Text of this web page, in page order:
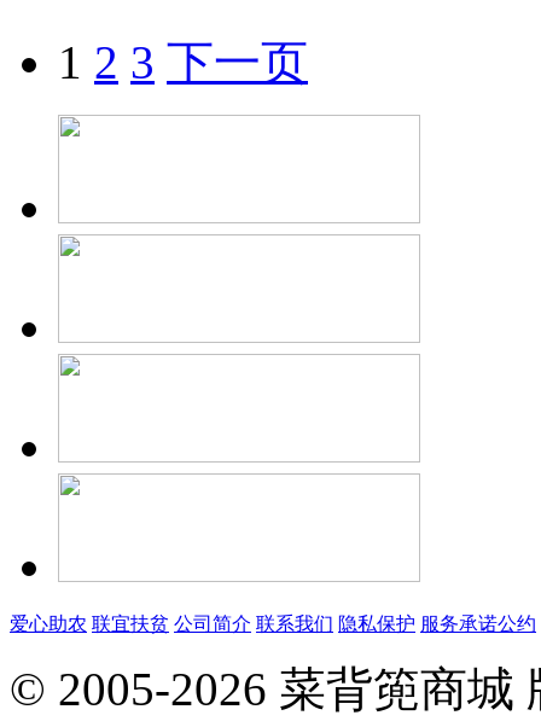
1 2 3 下一页
爱心助农 联宜扶贫 公司简介 联系我们 隐私保护 服务承诺公约
© 2005-2026 菜背篼商